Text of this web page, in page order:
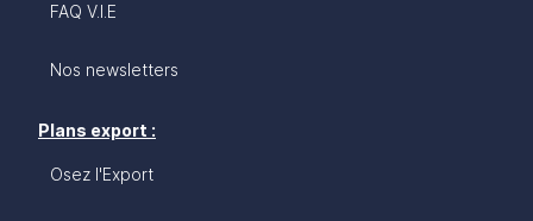
FAQ V.I.E
Nos newsletters
Plans export :
Osez l'Export